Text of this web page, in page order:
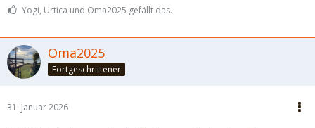
Yogi, Urtica und Oma2025 gefällt das.
Oma2025
Fortgeschrittener
31. Januar 2026